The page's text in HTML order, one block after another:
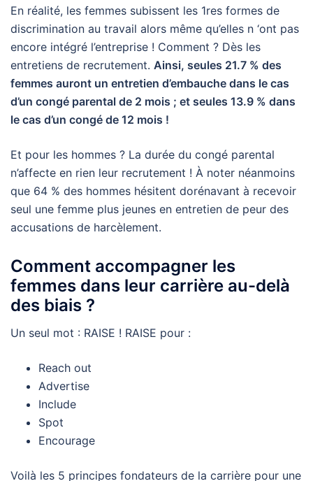
En réalité, les femmes subissent les 1res formes de
discrimination au travail alors même qu’elles n ‘ont pas
encore intégré l’entreprise ! Comment ? Dès les
entretiens de recrutement. Ainsi, seules 21.7 % des
femmes auront un entretien d’embauche dans le cas
d’un congé parental de 2 mois ; et seules 13.9 % dans
le cas d’un congé de 12 mois !
Et pour les hommes ? La durée du congé parental
n’affecte en rien leur recrutement ! À noter néanmoins
que 64 % des hommes hésitent dorénavant à recevoir
seul une femme plus jeunes en entretien de peur des
accusations de harcèlement.
Comment accompagner les
femmes dans leur carrière au-delà
des biais ?
Un seul mot : RAISE ! RAISE pour :
Reach out
Advertise
Include
Spot
Encourage
Voilà les 5 principes fondateurs de la carrière pour une